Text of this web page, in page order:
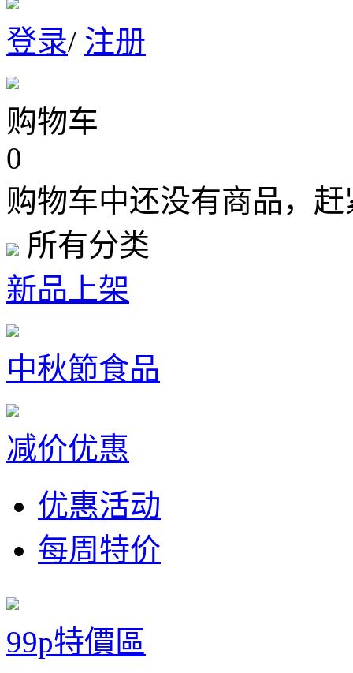
登录/ 注册
购物车
0
购物车中还没有商品，
所有分类
新品上架
中秋節食品
减价优惠
优惠活动
每周特价
99p特價區